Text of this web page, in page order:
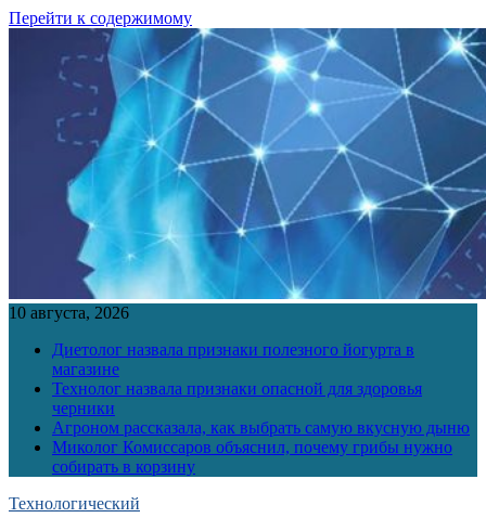
Перейти к содержимому
10 августа, 2026
Диетолог назвала признаки полезного йогурта в
магазине
Технолог назвала признаки опасной для здоровья
черники
Агроном рассказала, как выбрать самую вкусную дыню
Миколог Комиссаров объяснил, почему грибы нужно
собирать в корзину
Технологический